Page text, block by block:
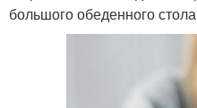
большого обеденного